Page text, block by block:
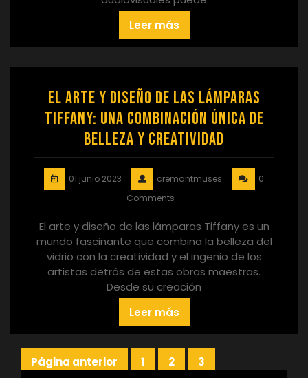
Leer más
El arte y diseño de las lámparas
Tiffany: una combinación única de
belleza y creatividad
01 junio 2023 cremantmuses
0
Comments
El arte y diseño de las lámparas Tiffany es un
mundo fascinante que combina la belleza del
vidrio con la creatividad y el ingenio de los
artistas detrás de estas obras maestras.
Desde su creación
Leer más
Paginación
Página anterior Página
1 Página
2 Página
3